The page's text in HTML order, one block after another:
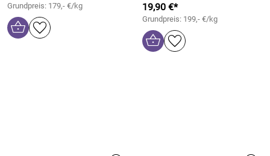
Grundpreis: 179,- €/kg 19,90 €*
Grundpreis: 199,- €/kg